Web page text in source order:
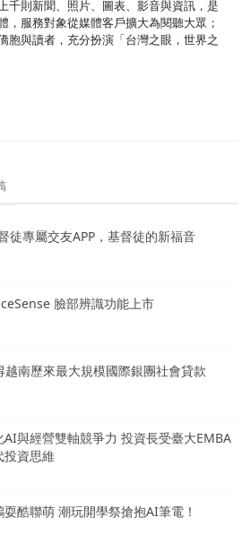
千則新聞、照片、圖表、影音與資訊，是
，服務對象從媒體客戶擴大為閱聽大眾；
胞與讀者，充分扮演「台灣之眼，世界之
徒專屬交友APP，基督徒的新福音
臉部辨識功能上市
越南歷來最大規模國際銀團社會貸款
AI與經營雙軸競爭力 投資長受臺大EMBA
資思維
耍酷聯萌 潮玩開學祭搶抱AI筆電！